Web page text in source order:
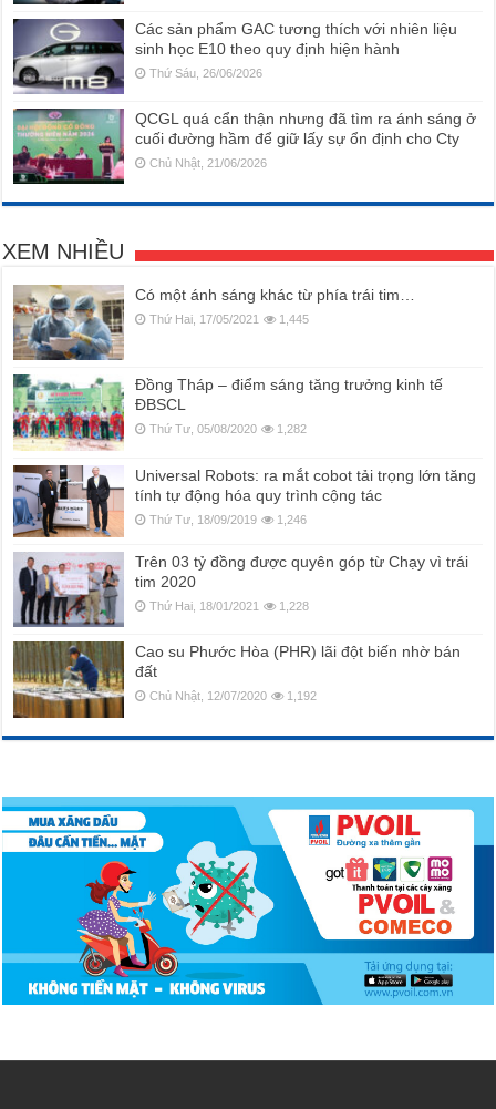
Các sản phẩm GAC tương thích với nhiên liệu
sinh học E10 theo quy định hiện hành
Thứ Sáu, 26/06/2026
QCGL quá cẩn thận nhưng đã tìm ra ánh sáng ở
cuối đường hầm để giữ lấy sự ổn định cho Cty
Chủ Nhật, 21/06/2026
XEM NHIỀU
Có một ánh sáng khác từ phía trái tim…
Thứ Hai, 17/05/2021 1,445
Đồng Tháp – điểm sáng tăng trưởng kinh tế
ĐBSCL
Thứ Tư, 05/08/2020 1,282
Universal Robots: ra mắt cobot tải trọng lớn tăng
tính tự động hóa quy trình cộng tác
Thứ Tư, 18/09/2019 1,246
Trên 03 tỷ đồng được quyên góp từ Chạy vì trái
tim 2020
Thứ Hai, 18/01/2021 1,228
Cao su Phước Hòa (PHR) lãi đột biến nhờ bán
đất
Chủ Nhật, 12/07/2020 1,192